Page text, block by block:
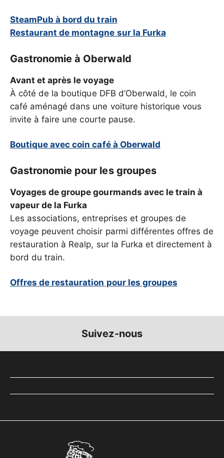
SteamPub à bord du train
Restaurant de montagne sur la Furka
Gastronomie à Oberwald
Avant et après le voyage
À côté de la boutique DFB d’Oberwald, le coin
café aménagé dans une voiture historique vous
invite à faire une courte pause.
Boutique avec coin café à Oberwald
Gastronomie pour les groupes
Voyages de groupe gourmands avec le train à
vapeur de la Furka
Les associations, entreprises et groupes de
voyage peuvent choisir parmi différentes offres de
restauration à Realp, sur la Furka et directement à
bord du train.
Offres de restauration pour les groupes
Suivez-nous